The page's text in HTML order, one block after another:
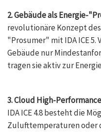
2. Gebäude als Energie-
revolutionäre Konzept
"Prosumer" mit IDA ICE
Gebäude nur
tragen sie aktiv zur
3. Cloud High-
IDA ICE 4.8 besteht die
Zulufttemperaturen oder